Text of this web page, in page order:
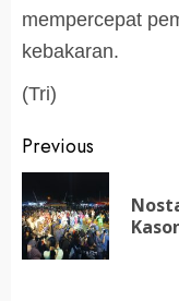
mempercepat
kebakaran.
(Tri)
Post
Previous